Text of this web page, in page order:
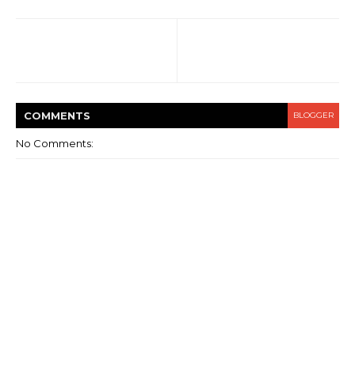
COMMENTS BLOGGER
No Comments: